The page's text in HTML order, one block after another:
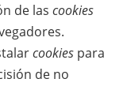
de las cookies
cookies para
de no